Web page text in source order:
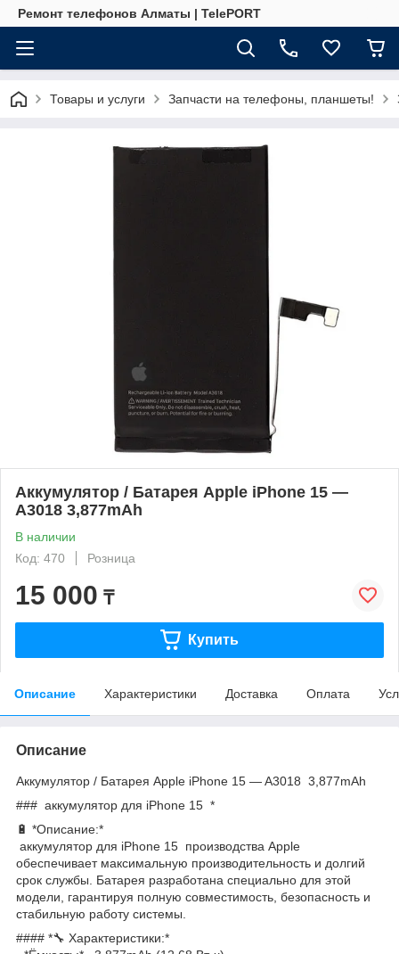
Ремонт телефонов Алматы | TelePORT
Товары и услуги Запчасти на телефоны, планшеты!
Аккумулятор / Батарея Apple iPhone 15 —
A3018 3,877mAh
В наличии
Код: 470
Розница
15 000 ₸
Купить
Описание Характеристики Доставка Оплата
Описание
Аккумулятор / Батарея Apple iPhone 15 — A3018 3,877mAh
### аккумулятор для iPhone 15 *
🔋 *Описание:*
аккумулятор для iPhone 15 производства Apple
обеспечивает максимальную производительность и долгий
срок службы. Батарея разработана специально для этой
модели, гарантируя полную совместимость, безопасность и
стабильную работу системы.
#### *🔧 Характеристики:*